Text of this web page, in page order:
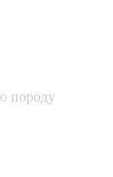
породу